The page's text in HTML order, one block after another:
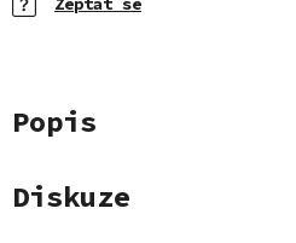
Popis
Diskuze